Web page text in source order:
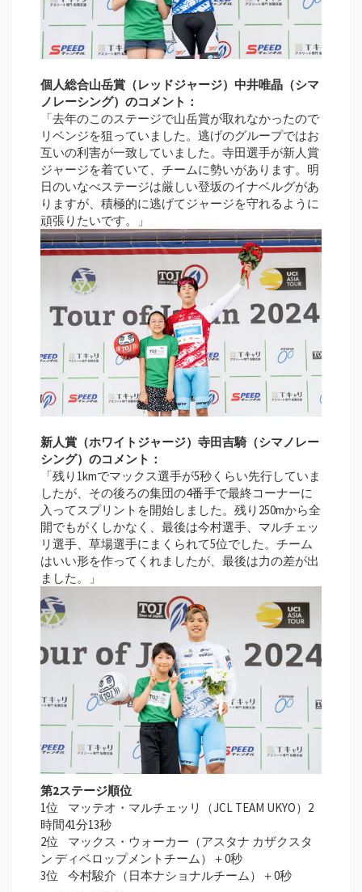
個⼈総合⼭岳賞（レッドジャージ）中井唯晶（シマ
ノレーシング）のコメント：
「去年のこのステージで山岳賞が取れなかったので
リベンジを狙っていました。逃げのグループではお
互いの利害が一致していました。寺田選手が新人賞
ジャージを着ていて、チームに勢いがあります。明
日のいなべステージは厳しい登坂のイナベルグがあ
りますが、積極的に逃げてジャージを守れるように
頑張りたいです。」
新人賞（ホワイトジャージ）寺田吉騎（シマノレー
シング）のコメント：
「残り1kmでマックス選手が5秒くらい先行していま
したが、その後ろの集団の4番手で最終コーナーに
入ってスプリントを開始しました。残り250mから全
開でもがくしかなく、最後は今村選手、マルチェッ
リ選手、草場選手にまくられて5位でした。チーム
はいい形を作ってくれましたが、最後は力の差が出
ました。」
第2ステージ順位
1位 マッテオ・マルチェッリ（JCL TEAM UKYO）2
時間41分13秒
2位 マックス・ウォーカー（アスタナ カザクスタ
ン ディベロップメントチーム）＋0秒
3位 今村駿介（日本ナショナルチーム）＋0秒